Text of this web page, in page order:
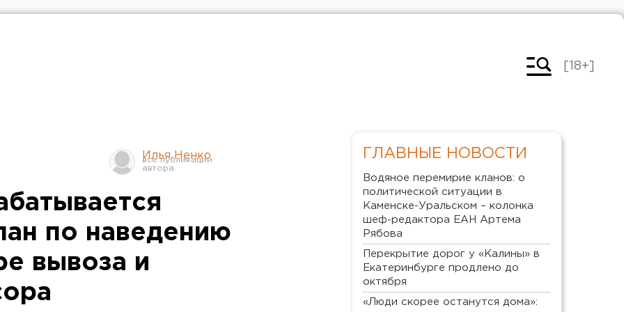
[18+]
Илья Ненко
по наведению
вывоза и
ГЛАВНЫЕ НОВОСТИ
Водяное перемирие кланов: о
политической ситуации в
Каменске-Уральском – колонка
шеф-редактора ЕАН Артема
Рябова
Перекрытие дорог у «Калины» в
Екатеринбурге продлено до
октября
«Люди скорее останутся дома»: